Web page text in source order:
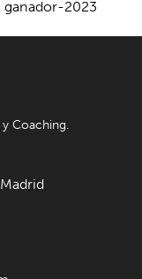
Coaching.